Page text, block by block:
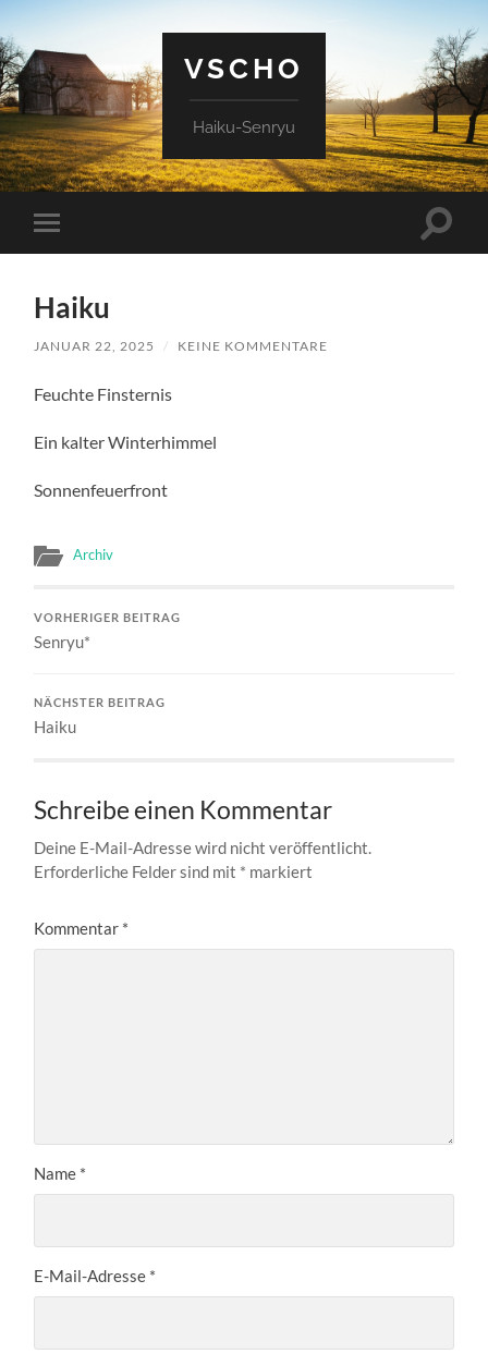
VSCHO
Haiku-Senryu
Mobile-
Menü
Haiku
JANUAR 22, 2025 / KEINE KOMMENTARE
Feuchte Finsternis
Ein kalter Winterhimmel
Sonnenfeuerfront
Archiv
VORHERIGER BEITRAG
Senryu*
NÄCHSTER BEITRAG
Haiku
Schreibe einen Kommentar
Deine E-Mail-Adresse wird nicht veröffentlicht.
Erforderliche Felder sind mit * markiert
Kommentar *
Name *
E-Mail-Adresse *